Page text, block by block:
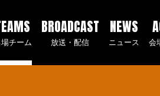
チーム
BROADCAST
放送・配信
NEWS
ニュース 会